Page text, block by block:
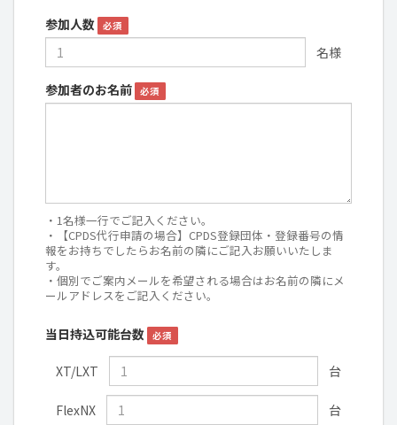
参加人数 必須
名様
参加者のお名前 必須
・1名様一行でご記入ください。
・【CPDS代行申請の場合】CPDS登録団体・登録番号の情
報をお持ちでしたらお名前の隣にご記入お願いいたしま
す。
・個別でご案内メールを希望される場合はお名前の隣にメ
ールアドレスをご記入ください。
当日持込可能台数 必須
XT/LXT 台
FlexNX 台